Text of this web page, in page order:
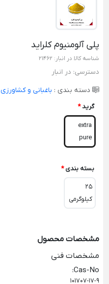
پلی آلومنیوم کلراید
شناسه کالا در انبار: 21462
دسترسی: در انبار
دسته بندی : باغبانی و کشاورزی
گرید*
extra
pure
بسته بندی *
25
کیلوگرمی
مشخصات محصول
مشخصات فنی
Cas-No
:
101707-17-9